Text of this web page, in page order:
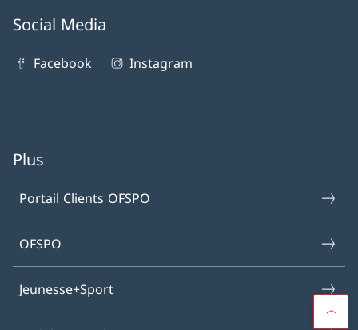
Social Media
Facebook Instagram
Plus
Portail Clients OFSPO
OFSPO
Jeunesse+Sport